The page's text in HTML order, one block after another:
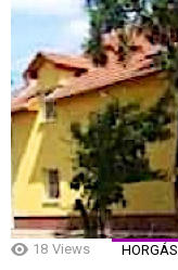
18 Views